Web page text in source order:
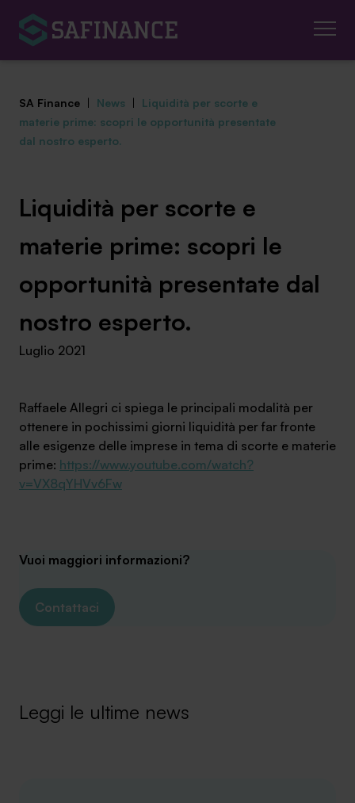
Finanza Agevolata
Centro studi
News ed eventi
Chi siamo
Contatti
Lavora con noi
+030.3540104
SA Finance | News | Liquidità per scorte e
materie prime: scopri le opportunità presentate
dal nostro esperto.
Liquidità per scorte e
materie prime: scopri le
opportunità presentate dal
nostro esperto.
Luglio 2021
Raffaele Allegri ci spiega le principali modalità per
ottenere in pochissimi giorni liquidità per far fronte
alle esigenze delle imprese in tema di scorte e materie
prime: https://www.youtube.com/watch?
v=VX8qYHVv6Fw
Vuoi maggiori informazioni?
Contattaci
Leggi le ultime news